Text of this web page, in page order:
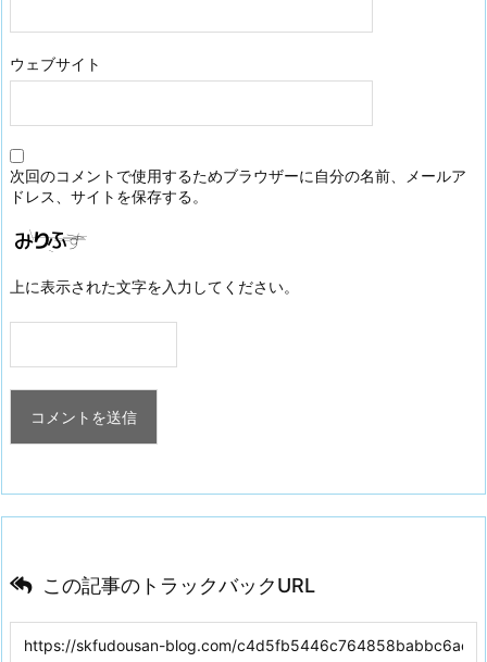
ウェブサイト
次回のコメントで使用するためブラウザーに自分の名前、メールア
ドレス、サイトを保存する。
上に表示された文字を入力してください。
この記事のトラックバックURL